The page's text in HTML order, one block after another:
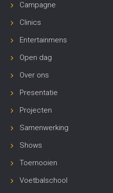
Campagne
Clinics
Entertainmens
Open dag
Over ons
Presentatie
Projecten
Samenwerking
Shows
Toernooien
Voetbalschool